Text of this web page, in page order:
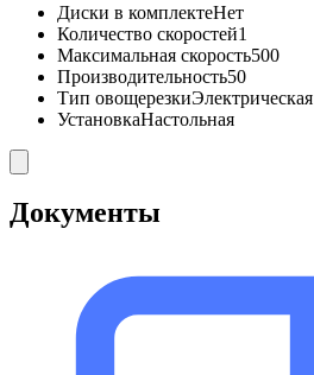
Диски в комплектеНет
Количество скоростей1
Максимальная скорость500
Производительность50
Тип овощерезкиЭлектрическая
УстановкаНастольная
Документы